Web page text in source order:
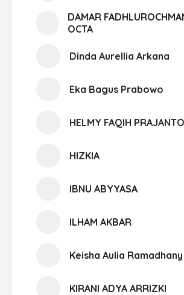
DAMAR
OCTA
Dinda Aurellia Arkana
Eka Bagus Prabowo
HELMY FAQIH PRAJANTO
HIZKIA
IBNU ABYYASA
ILHAM AKBAR
Keisha Aulia Ramadhany
KIRANI ADYA ARRIZKI